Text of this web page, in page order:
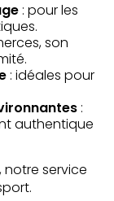
: pour les
son
: idéales pour
:
authentique
notre service